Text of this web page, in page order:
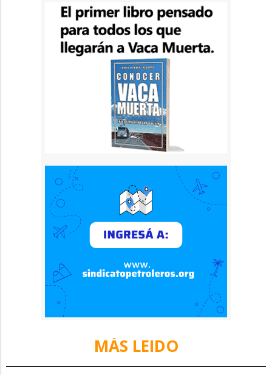
MÁS LEIDO